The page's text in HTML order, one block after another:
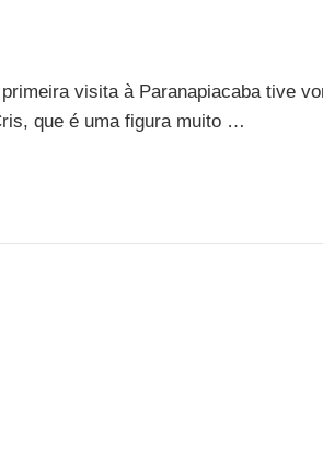
visita à Paranapiacaba tive
que é uma figura muito …